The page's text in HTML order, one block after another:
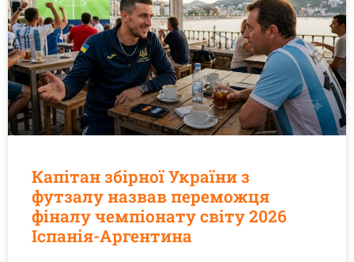
Капітан збірної України з
футзалу назвав переможця
фіналу чемпіонату світу 2026
Іспанія-Аргентина